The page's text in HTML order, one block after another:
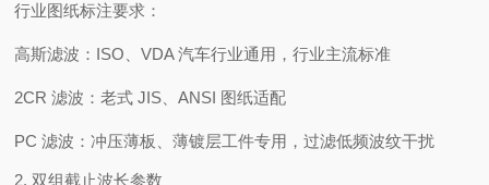
行业图纸标注要求：
高斯滤波：ISO、VDA 汽车行业通用，行业主流标准
2CR 滤波：老式 JIS、ANSI 图纸适配
PC 滤波：冲压薄板、薄镀层工件专用，过滤低频波纹干扰
2. 双组截止波长参数